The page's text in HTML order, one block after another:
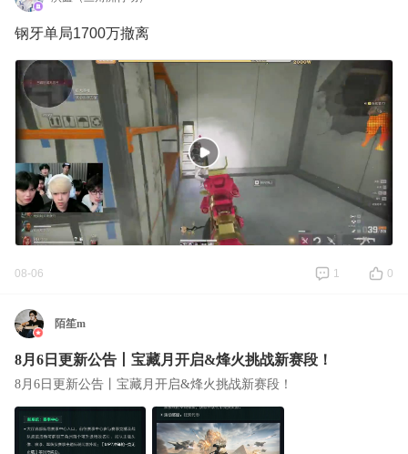
钢牙单局1700万撤离
08-06 1 0
陌笙m
8月6日更新公告丨宝藏月开启&烽火挑战新赛段！
8月6日更新公告丨宝藏月开启&烽火挑战新赛段！